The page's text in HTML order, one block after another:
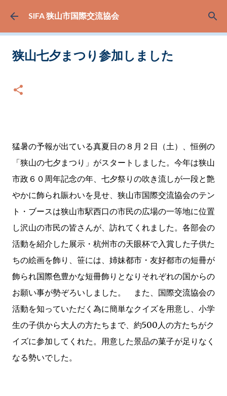
スキップしてメイン コンテンツに移動
SIFA 狭山市国際交流協会
狭山七夕まつり参加しました
猛暑の予報が出ている真夏日の８月２日（土）、恒例の
「狭山の七夕まつり」がスタートしました。今年は狭山
市政６０周年記念の年、七夕祭りの吹き流しが一段と艶
やかに飾られ賑わいを見せ、狭山市国際交流協会のテン
ト・ブースは狭山市駅西口の市民の広場の一等地に位置
し沢山の市民の皆さんが、訪れてくれました。各部会の
活動を紹介した展示・杭州市の天眼杯で入賞した子供た
ちの絵画を飾り、笹には、姉妹都市・友好都市の短冊が
飾られ国際色豊かな短冊飾りとなりそれぞれの国からの
お願い事が勢ぞろいしました。 また、国際交流協会の
活動を知っていただく為に簡単なクイズを用意し、小学
生の子供から大人の方たちまで、約500人の方たちがク
イズに参加してくれた。用意した景品の菓子が足りなく
なる勢いでした。